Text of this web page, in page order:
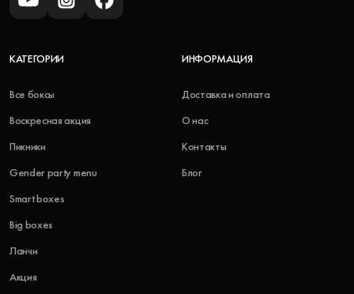
КАТЕГОРИИ
Все боксы
Воскресная акция
Пикники
Gender party menu
Smart boxes
Big boxes
Ланчи
Акция
ИНФОРМАЦИЯ
Доставка и оплата
О нас
Контакты
Блог